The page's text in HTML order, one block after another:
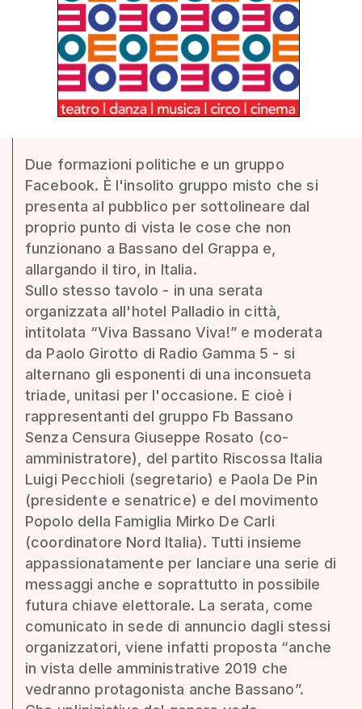
Due formazioni politiche e un gruppo
Facebook. È l'insolito gruppo misto che si
presenta al pubblico per sottolineare dal
proprio punto di vista le cose che non
funzionano a Bassano del Grappa e,
allargando il tiro, in Italia.
Sullo stesso tavolo - in una serata
organizzata all'hotel Palladio in città,
intitolata “Viva Bassano Viva!” e moderata
da Paolo Girotto di Radio Gamma 5 - si
alternano gli esponenti di una inconsueta
triade, unitasi per l'occasione. E cioè i
rappresentanti del gruppo Fb Bassano
Senza Censura Giuseppe Rosato (co-
amministratore), del partito Riscossa Italia
Luigi Pecchioli (segretario) e Paola De Pin
(presidente e senatrice) e del movimento
Popolo della Famiglia Mirko De Carli
(coordinatore Nord Italia). Tutti insieme
appassionatamente per lanciare una serie di
messaggi anche e soprattutto in possibile
futura chiave elettorale. La serata, come
comunicato in sede di annuncio dagli stessi
organizzatori, viene infatti proposta “anche
in vista delle amministrative 2019 che
vedranno protagonista anche Bassano”.